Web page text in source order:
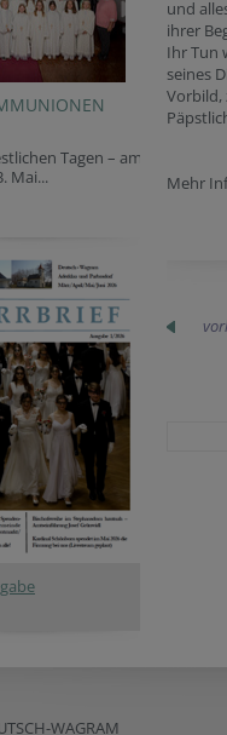
Tagen – am
Mai...
und
ihrer
Ihr Tun
seines
Vorbild,
Mehr
WAGRAM